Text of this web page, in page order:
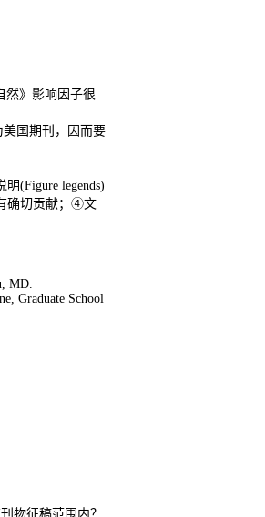
然》影响因子很
国期刊，因而要
(Figure legends)
确切贡献；④文
MD.
Graduate School
物征稿范围内？